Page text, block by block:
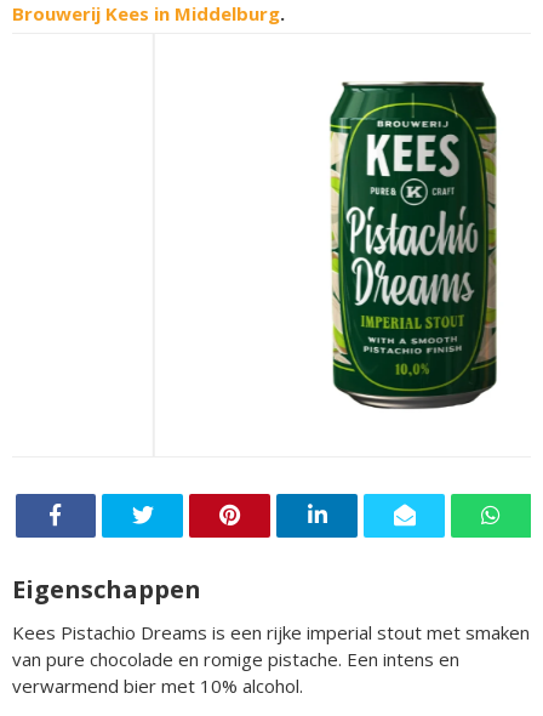
Brouwerij Kees in Middelburg.
Eigenschappen
Kees Pistachio Dreams is een rijke imperial stout met smaken
van pure chocolade en romige pistache. Een intens en
verwarmend bier met 10% alcohol.